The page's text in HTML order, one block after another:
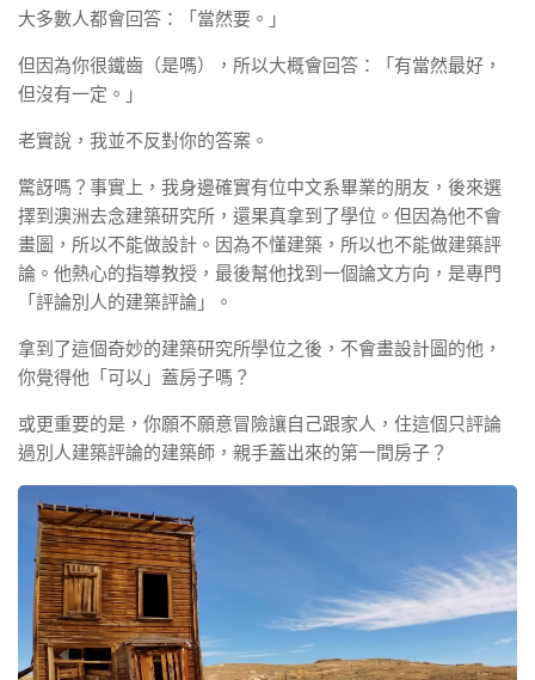
大多數人都會回答：「當然要。」
但因為你很鐵齒（是嗎），所以大概會回答：「有當然最好，
但沒有一定。」
老實說，我並不反對你的答案。
驚訝嗎？事實上，我身邊確實有位中文系畢業的朋友，後來選
擇到澳洲去念建築研究所，還果真拿到了學位。但因為他不會
畫圖，所以不能做設計。因為不懂建築，所以也不能做建築評
論。他熱心的指導教授，最後幫他找到一個論文方向，是專門
「評論別人的建築評論」。
拿到了這個奇妙的建築研究所學位之後，不會畫設計圖的他，
你覺得他「可以」蓋房子嗎？
或更重要的是，你願不願意冒險讓自己跟家人，住這個只評論
過別人建築評論的建築師，親手蓋出來的第一間房子？